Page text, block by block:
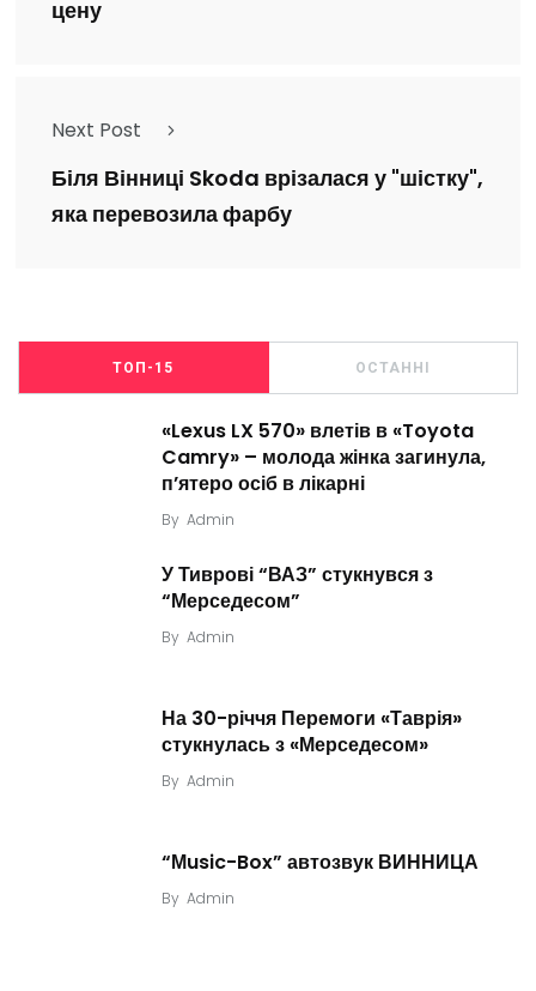
цену
Next Post
Біля Вінниці Skoda врізалася у "шістку",
яка перевозила фарбу
ТОП-15 ОСТАННІ
«Lexus LX 570» влетів в «Toyota
Camry» – молода жінка загинула,
п’ятеро осіб в лікарні
By Admin
У Тиврові “ВАЗ” стукнувся з
“Мерседесом”
By Admin
На 30-річчя Перемоги «Таврія»
стукнулась з «Мерседесом»
By Admin
“Мusic-Box” автозвук ВИННИЦА
By Admin